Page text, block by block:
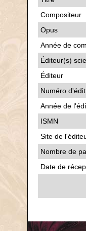
Compositeur
Opus
Année de
Éditeur(s)
Éditeur
Numéro
Année de
ISMN
Site de
Nombre de
Date de